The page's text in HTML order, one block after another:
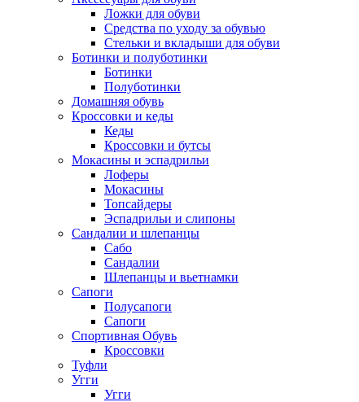
Ложки для обуви
Средства по уходу за обувью
Стельки и вкладыши для обуви
Ботинки и полуботинки
Ботинки
Полуботинки
Домашняя обувь
Кроссовки и кеды
Кеды
Кроссовки и бутсы
Мокасины и эспадрильи
Лоферы
Мокасины
Топсайдеры
Эспадрильи и слипоны
Сандалии и шлепанцы
Сабо
Сандалии
Шлепанцы и вьетнамки
Сапоги
Полусапоги
Сапоги
Спортивная Обувь
Кроссовки
Туфли
Угги
Угги